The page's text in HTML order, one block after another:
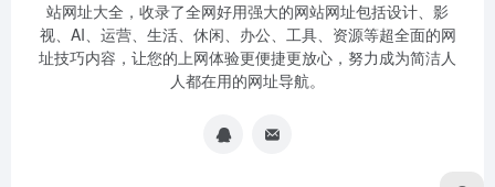
站网址大全，收录了全网好用强大的网站网址包括设计、影
视、AI、运营、生活、休闲、办公、工具、资源等超全面的网
址技巧内容，让您的上网体验更便捷更放心，努力成为简洁人
人都在用的网址导航。